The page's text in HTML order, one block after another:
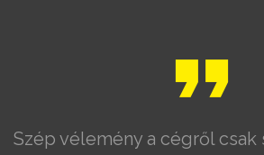
Szép vélemény a cégről